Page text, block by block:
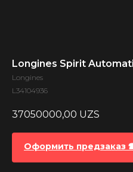
Longines Spirit
Longines
L34104936
37050000,00 UZS
Оформить предзаказ